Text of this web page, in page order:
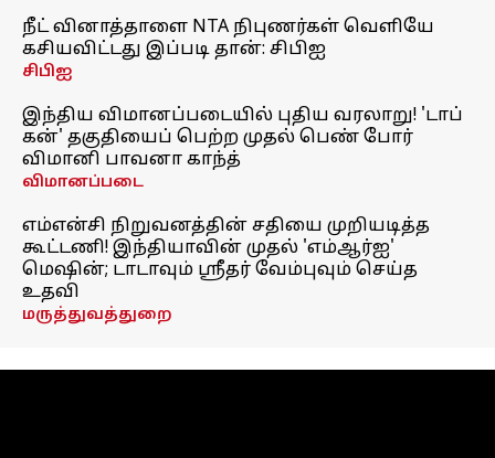
நீட் வினாத்தாளை NTA நிபுணர்கள் வெளியே
கசியவிட்டது இப்படி தான்: சிபிஐ
சிபிஐ
இந்திய விமானப்படையில் புதிய வரலாறு! 'டாப்
கன்' தகுதியைப் பெற்ற முதல் பெண் போர்
விமானி பாவனா காந்த்
விமானப்படை
எம்என்சி நிறுவனத்தின் சதியை முறியடித்த
கூட்டணி! இந்தியாவின் முதல் 'எம்ஆர்ஐ'
மெஷின்; டாடாவும் ஸ்ரீதர் வேம்புவும் செய்த
உதவி
மருத்துவத்துறை